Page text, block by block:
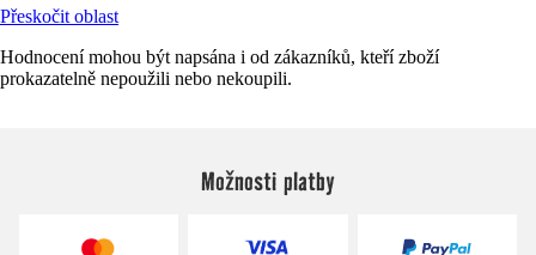
Přeskočit oblast
Hodnocení mohou být napsána i od zákazníků, kteří zboží
prokazatelně nepoužili nebo nekoupili.
Možnosti platby